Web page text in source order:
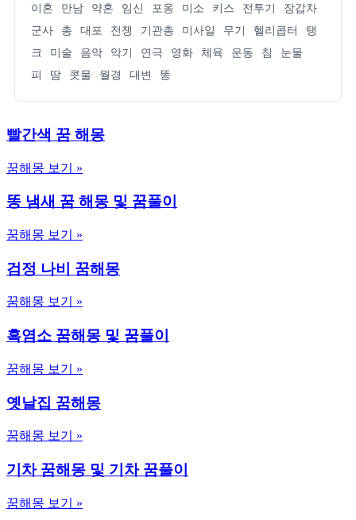
이혼
만남 약혼 임신 포옹 미소 키스 전투기
장갑차
군사
총 대포 전쟁 기관총 미사일 무기 헬리콥터
탱
크
미술 음악 악기 연극 영화 체육 운동 침
눈물
피
땀 콧물 월경 대변 똥
빨간색 꿈 해몽
꿈해몽 보기 »
똥 냄새 꿈 해몽 및 꿈풀이
꿈해몽 보기 »
검정 나비 꿈해몽
꿈해몽 보기 »
흑염소 꿈해몽 및 꿈풀이
꿈해몽 보기 »
옛날집 꿈해몽
꿈해몽 보기 »
기차 꿈해몽 및 기차 꿈풀이
꿈해몽 보기 »